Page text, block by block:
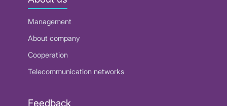
Management
About company
Cooperation
Telecommunication networks
Feedback